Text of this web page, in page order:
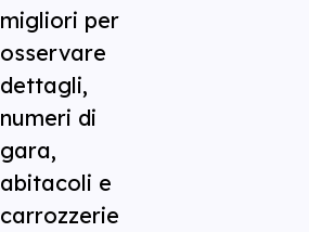
migliori per
osservare
dettagli,
numeri di
gara,
abitacoli e
carrozzerie